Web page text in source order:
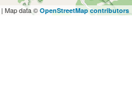
| Map data © OpenStreetMap contributors